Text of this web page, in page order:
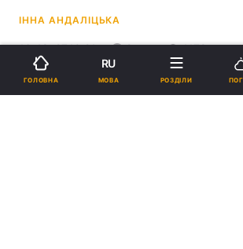
ІННА АНДАЛІЦЬКА
16:48, 27.10.21 2 хв. 1178
Підпишіться на нас в
ГОЛОВНА
RU
МОВА РОЗДІЛИ